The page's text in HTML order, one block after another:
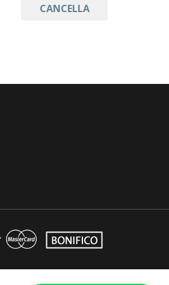
CANCELLA